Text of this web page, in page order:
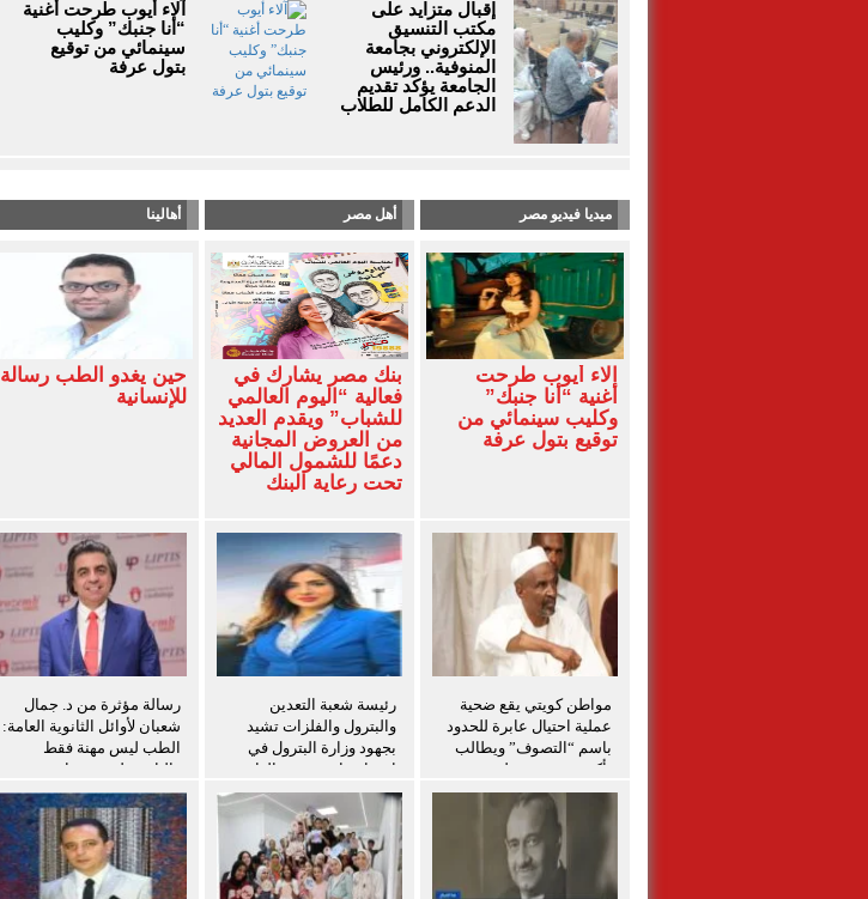
إقبال متزايد على
مكتب التنسيق
الإلكتروني بجامعة
المنوفية.. ورئيس
الجامعة يؤكد تقديم
الدعم الكامل للطلاب
آلاء أيوب طرحت أغنية
“أنا جنبك” وكليب
سينمائي من توقيع
بتول عرفة
ميديا فيديو مصر
آلاء أيوب طرحت
أغنية “أنا جنبك”
وكليب سينمائي من
توقيع بتول عرفة
مواطن كويتي يقع ضحية
عملية احتيال عابرة للحدود
باسم “التصوف” ويطالب
بأكثر من نصف مليون
بمساعدة شخصيات دينية
أهل مصر
بنك مصر يشارك في
فعالية “اليوم العالمي
للشباب” ويقدم العديد
من العروض المجانية
دعمًا للشمول المالي
تحت رعاية البنك
رئيسة شعبة التعدين
والبترول والفلزات تشيد
بجهود وزارة البترول في
احتواء حادث سفن الغاز
بدمياط
أهالينا
حين يغدو الطب رسالة
للإنسانية
رسالة مؤثرة من د. جمال
شعبان لأوائل الثانوية العامة:
الطب ليس مهنة فقط
والثانوية ليست نهاية
المطاف